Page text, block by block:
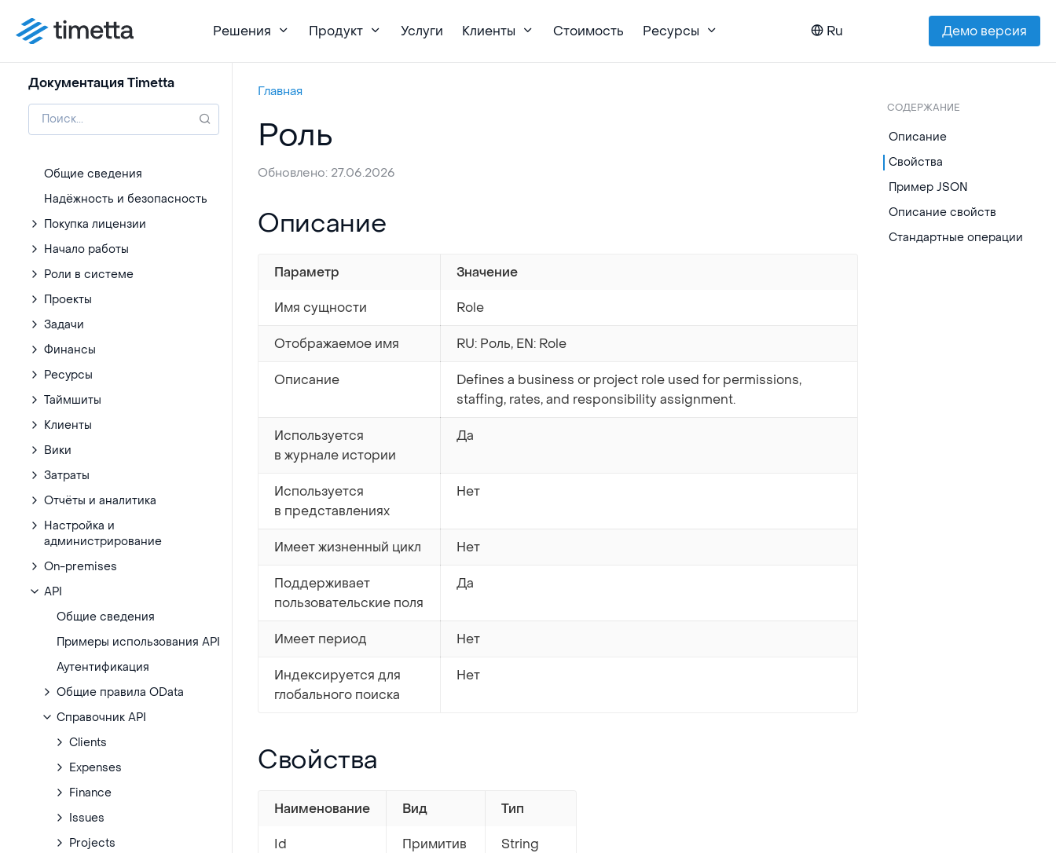
Решения Продукт Услуги Клиенты Стоимость Ресурсы Ru Демо версия
Документация Timetta
Общие сведения
Надёжность и безопасность
Покупка лицензии
Начало работы
Роли в системе
Проекты
Задачи
Финансы
Ресурсы
Таймшиты
Клиенты
Вики
Затраты
Отчёты и аналитика
Настройка и
администрирование
On-premises
API
Общие сведения
Примеры использования API
Аутентификация
Общие правила OData
Справочник API
Clients
Expenses
Finance
Issues
Projects
Главная
Роль
Обновлено: 27.06.2026
Описание
Описание
Параметр Значение
Имя сущности Role
Отображаемое имя RU: Роль, EN: Role
Описание
Defines a business or project role used for permissions,
staffing, rates, and responsibility assignment.
Используется
в журнале истории
Да
Используется
в представлениях
Нет
Имеет жизненный цикл Нет
Поддерживает
пользовательские поля
Да
Имеет период Нет
Индексируется для
глобального поиска
Нет
Свойства
Свойства
Наименование Вид Тип
Id Примитив String
СОДЕРЖАНИЕ
Описание
Свойства
Пример JSON
Описание свойств
Стандартные операции